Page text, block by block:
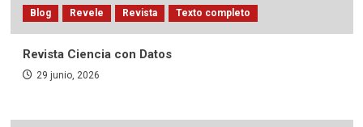
Blog Revele Revista Texto completo
Revista Ciencia con Datos
29 junio, 2026